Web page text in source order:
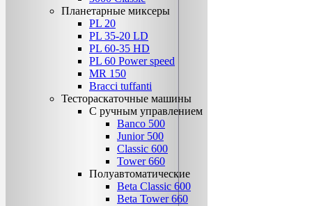
Планетарные миксеры
PL 20
PL 35-20 LD
PL 60-35 НD
PL 60 Power speed
MR 150
Bracci tuffanti
Тестораскаточные машины
С ручным управлением
Banco 500
Junior 500
Classic 600
Tower 660
Полуавтоматические
Beta Classic 600
Beta Tower 660